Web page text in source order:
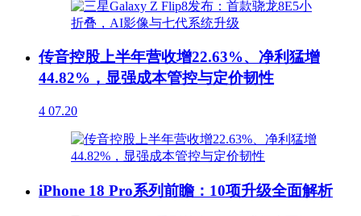
传音控股上半年营收增22.63%、净利猛增
44.82%，显强成本管控与定价韧性
4 07.20
iPhone 18 Pro系列前瞻：10项升级全面解析